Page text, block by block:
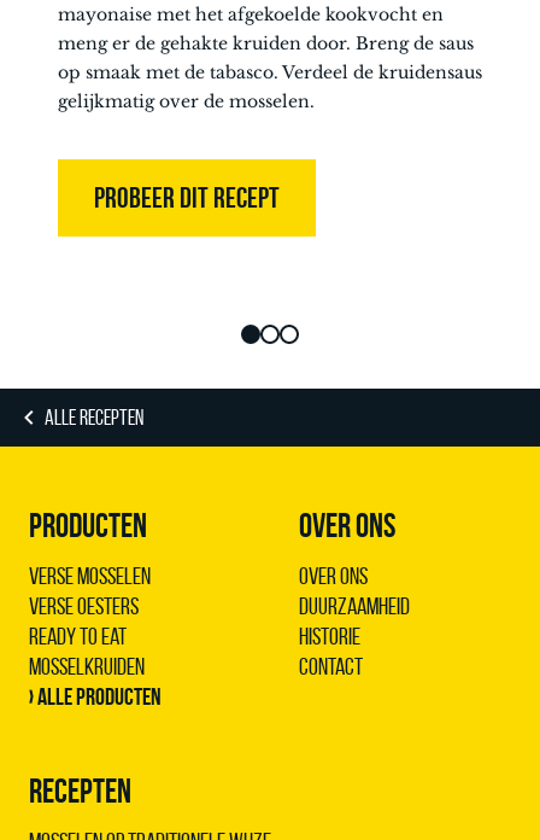
mayonaise met het afgekoelde kookvocht en
meng er de gehakte kruiden door. Breng de saus
op smaak met de tabasco. Verdeel de kruidensaus
gelijkmatig over de mosselen.
PROBEER DIT RECEPT
ALLE RECEPTEN
PRODUCTEN
Verse Mosselen
Verse Oesters
Ready to Eat
Mosselkruiden
› Alle producten
RECEPTEN
OVER ONS
Over ons
Duurzaamheid
Historie
Contact